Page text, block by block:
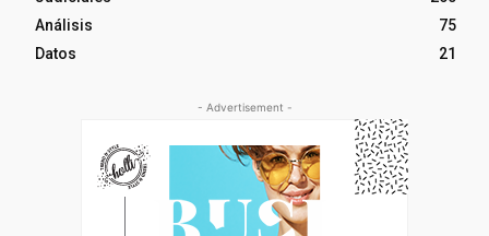
Análisis
75
Datos
21
- Advertisement -